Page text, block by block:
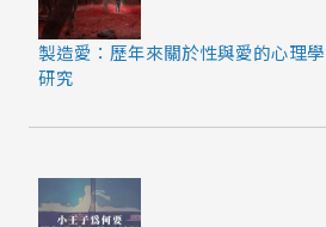
製造愛：歷年來關於性與愛的心理學
研究